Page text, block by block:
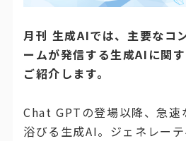
月刊 生成AIでは、主要なコ
ームが発信する生成AIに関
ご紹介します。
Chat GPTの登場以降、急速
浴びる生成AI。ジェネレー